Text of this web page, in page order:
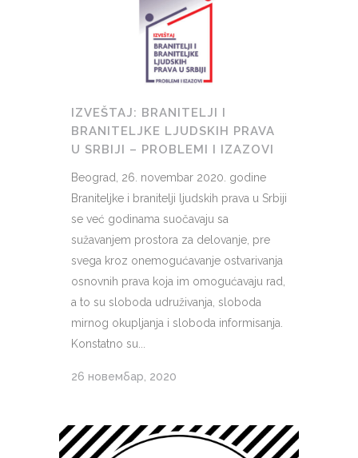
IZVEŠTAJ: BRANITELJI I
BRANITELJKE LJUDSKIH PRAVA
U SRBIJI – PROBLEMI I IZAZOVI
Beograd, 26. novembar 2020. godine
Braniteljke i branitelji ljudskih prava u Srbiji
se već godinama suočavaju sa
sužavanjem prostora za delovanje, pre
svega kroz onemogućavanje ostvarivanja
osnovnih prava koja im omogućavaju rad,
a to su sloboda udruživanja, sloboda
mirnog okupljanja i sloboda informisanja.
Konstatno su...
26 новембар, 2020